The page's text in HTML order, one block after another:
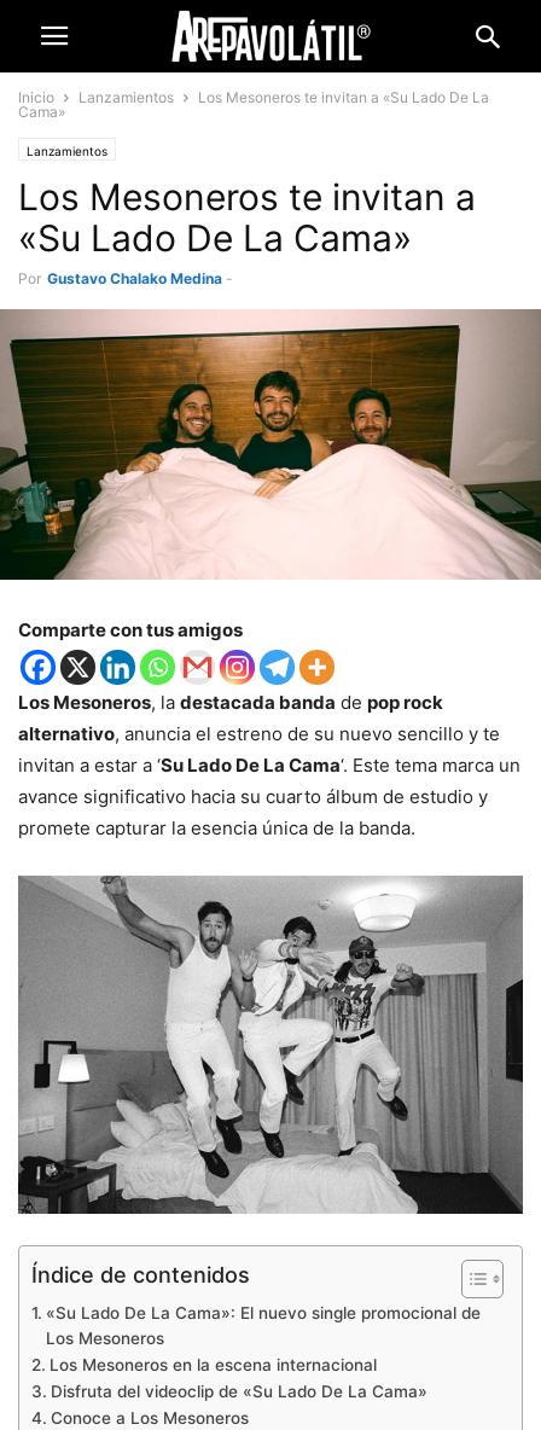
Inicio Lanzamientos
Los Mesoneros te invitan a «Su Lado De La
Cama»
Lanzamientos
Los Mesoneros te invitan a
«Su Lado De La Cama»
Por Gustavo Chalako Medina -
Comparte con tus amigos
Los Mesoneros, la destacada banda de pop rock
alternativo, anuncia el estreno de su nuevo sencillo y te
invitan a estar a ‘Su Lado De La Cama‘. Este tema marca un
avance significativo hacia su cuarto álbum de estudio y
promete capturar la esencia única de la banda.
Índice de contenidos
«Su Lado De La Cama»: El nuevo single promocional de
Los Mesoneros
Los Mesoneros en la escena internacional
Disfruta del videoclip de «Su Lado De La Cama»
Conoce a Los Mesoneros